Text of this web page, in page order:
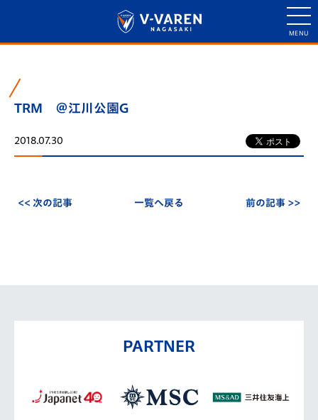
TRM ＠江川公園G
2018.07.30
<< 次の記事 一覧へ戻る 前の記事 >>
PARTNER